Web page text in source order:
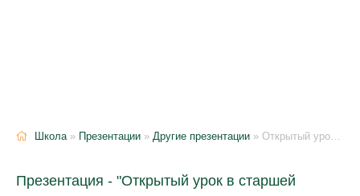
Школа» Презентации » Другие презентации » Открытый урок в старшей группе «Играем с Машей и Медведем»
Презентация - "Открытый урок в старшей